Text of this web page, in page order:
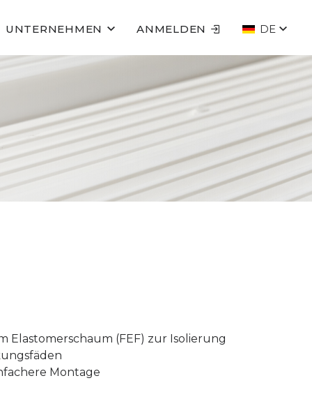
UNTERNEHMEN ANMELDEN DE
Elastomerschaum (FEF) zur Isolierung
Montage